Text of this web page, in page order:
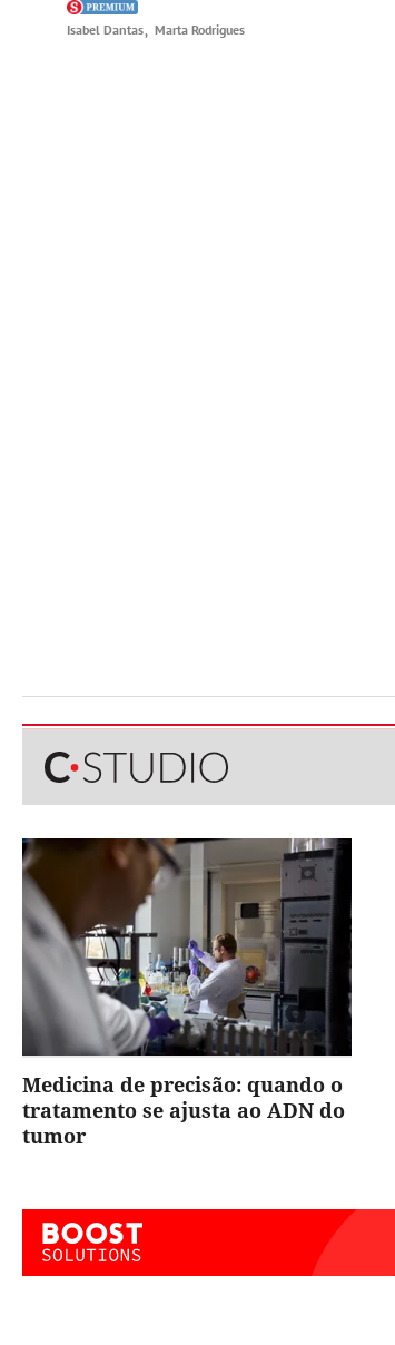
Isabel Dantas Marta Rodrigues
Medicina de precisão: quando o
tratamento se ajusta ao ADN do
tumor